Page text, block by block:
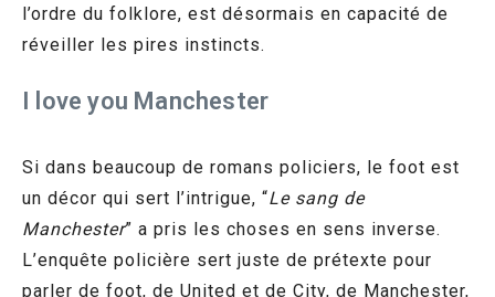
l’ordre du folklore, est désormais en capacité de
réveiller les pires instincts.
I love you Manchester
Si dans beaucoup de romans policiers, le foot est
un décor qui sert l’intrigue, “Le sang de
Manchester” a pris les choses en sens inverse.
L’enquête policière sert juste de prétexte pour
parler de foot, de United et de City, de Manchester,